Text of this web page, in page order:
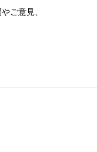
ご意見、